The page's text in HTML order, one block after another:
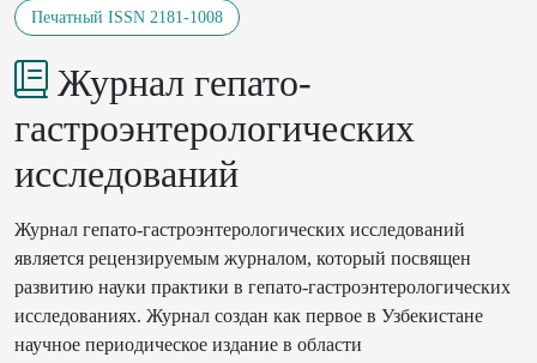
Печатный ISSN 2181-1008
Журнал гепато-
гастроэнтерологических
исследований
Журнал гепато-гастроэнтерологических исследований
является рецензируемым журналом, который посвящен
развитию науки практики в гепато-гастроэнтерологических
исследованиях. Журнал создан как первое в Узбекистане
научное периодическое издание в области